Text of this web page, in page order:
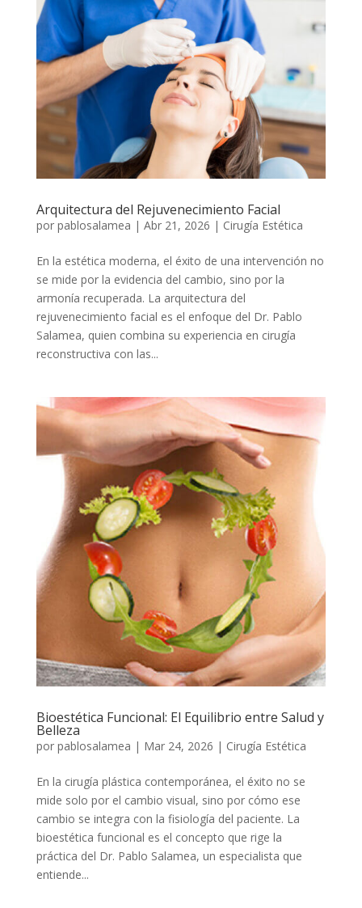
Arquitectura del Rejuvenecimiento Facial
por pablosalamea | Abr 21, 2026 | Cirugía Estética
En la estética moderna, el éxito de una intervención no
se mide por la evidencia del cambio, sino por la
armonía recuperada. La arquitectura del
rejuvenecimiento facial es el enfoque del Dr. Pablo
Salamea, quien combina su experiencia en cirugía
reconstructiva con las...
Bioestética Funcional: El Equilibrio entre Salud y
Belleza
por pablosalamea | Mar 24, 2026 | Cirugía Estética
En la cirugía plástica contemporánea, el éxito no se
mide solo por el cambio visual, sino por cómo ese
cambio se integra con la fisiología del paciente. La
bioestética funcional es el concepto que rige la
práctica del Dr. Pablo Salamea, un especialista que
entiende...